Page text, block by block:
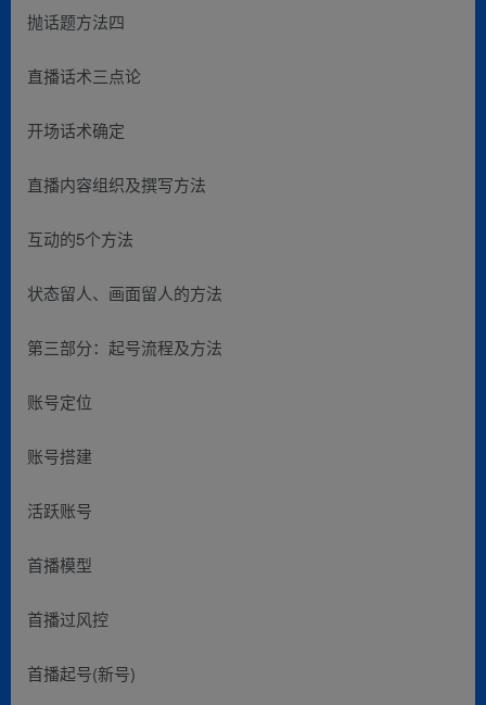
抛话题方法四
直播话术三点论
开场话术确定
直播内容组织及撰写方法
互动的5个方法
状态留人、画面留人的方法
第三部分：起号流程及方法
账号定位
账号搭建
活跃账号
首播模型
首播过风控
首播起号(新号)